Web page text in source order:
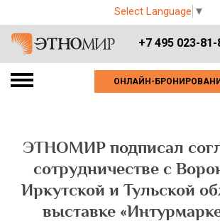
Select Language ▼
+7 495 023-81-
ОНЛАЙН-
ЭТНОМИР подписал
сотрудничестве с
Иркутской и Тульской
выставке